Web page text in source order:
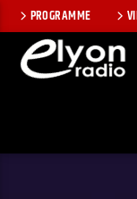
PROGRAMME